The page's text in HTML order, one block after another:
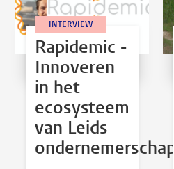
INTERVIEW
Rapidemic -
Innoveren
in het
ecosysteem
van Leids
ondernemerschap